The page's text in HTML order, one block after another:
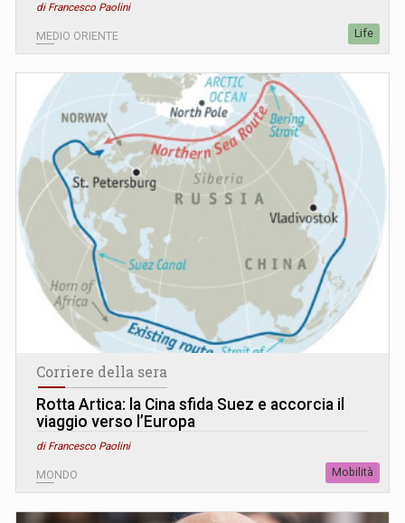
di Francesco Paolini
MEDIO ORIENTE Life
Corriere della sera
Rotta Artica: la Cina sfida Suez e accorcia il
viaggio verso l’Europa
di Francesco Paolini
MONDO Mobilità